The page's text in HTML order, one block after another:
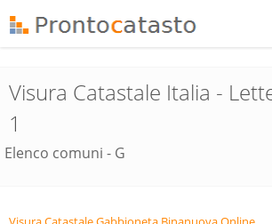
Visura Catastale Italia -
1
Elenco comuni - G